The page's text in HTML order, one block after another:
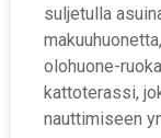
suljetulla
olohuone-
kattoterassi,
nauttimiseen